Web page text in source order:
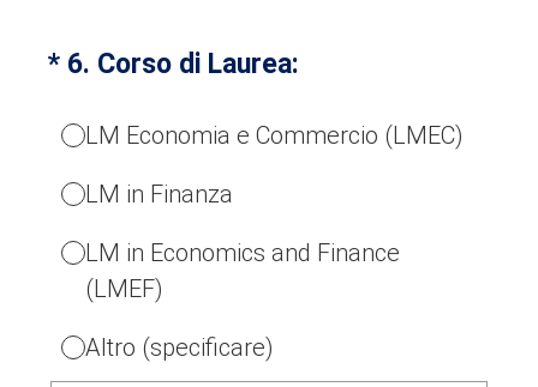
* 6. Corso di Laurea:
(Obbligatorio)
LM Economia e Commercio (LMEC)
LM in Finanza
LM in Economics and Finance
(LMEF)
Altro (specificare)